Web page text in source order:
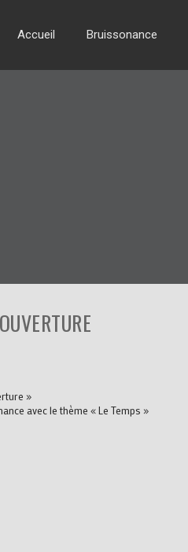
Accueil Bruissonance
»
avec le thème « Le Temps »